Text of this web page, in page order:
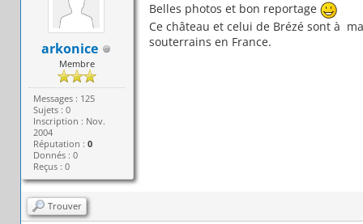
arkonice
Membre
Messages : 125
Sujets : 0
Inscription : Nov.
2004
Réputation :0
Donnés : 0
Reçus : 0
Belles photos et bon reportage
Ce château et celui de Brézé sont à
souterrains en France.
Trouver